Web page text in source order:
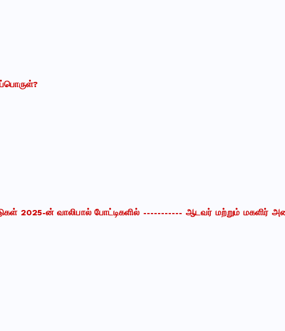
?
2025-ன் வாலிபால் போட்டிகளில் ----------- ஆடவர் மற்றும் மகளிர்